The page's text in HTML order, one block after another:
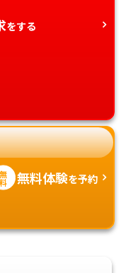
をする
無
料 無料体験を予約